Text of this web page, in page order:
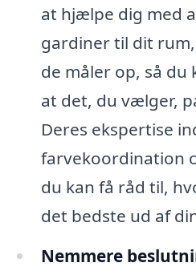
at hjælpe dig med
gardiner til dit
de måler op, så du
at det, du vælger,
Deres ekspertise
farvekoordination
du kan få råd til,
det bedste ud af
Nemmere